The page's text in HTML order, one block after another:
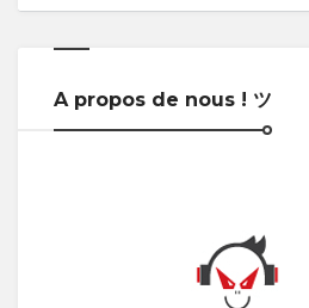
A propos de nous ! ツ